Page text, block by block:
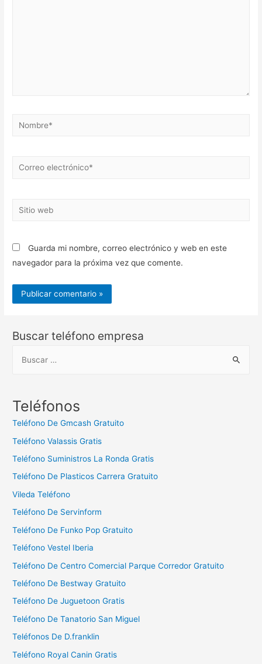
Nombre*
Correo
Sitio
Guarda mi nombre, correo electrónico y web en este
navegador para la próxima vez que comente.
Buscar teléfono empresa
c
:
Teléfonos
Teléfono De Gmcash Gratuito
Teléfono Valassis Gratis
Teléfono Suministros La Ronda Gratis
Teléfono De Plasticos Carrera Gratuito
Vileda Teléfono
Teléfono De Servinform
Teléfono De Funko Pop Gratuito
Teléfono Vestel Iberia
Teléfono De Centro Comercial Parque Corredor Gratuito
Teléfono De Bestway Gratuito
Teléfono De Juguetoon Gratis
Teléfono De Tanatorio San Miguel
Teléfonos De D.franklin
Teléfono Royal Canin Gratis